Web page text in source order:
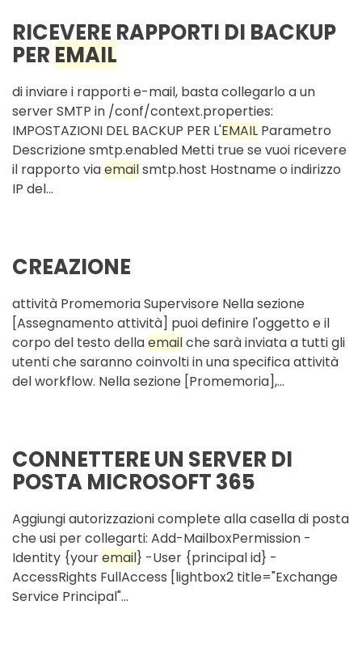
RICEVERE RAPPORTI DI BACKUP
PER EMAIL
di inviare i rapporti e-mail, basta collegarlo a un
server SMTP in /conf/context.properties:
IMPOSTAZIONI DEL BACKUP PER L'EMAIL Parametro
Descrizione smtp.enabled Metti true se vuoi ricevere
il rapporto viaemailsmtp.host Hostname o indirizzo
IP del...
CREAZIONE
attività Promemoria Supervisore Nella sezione
[Assegnamento attività] puoi definire l'oggetto e il
corpo del testo dellaemailche sarà inviata a tutti gli
utenti che saranno coinvolti in una specifica attività
del workflow. Nella sezione [Promemoria],...
CONNETTERE UN SERVER DI
POSTA MICROSOFT 365
Aggiungi autorizzazioni complete alla casella di posta
che usi per collegarti: Add-MailboxPermission -
Identity {youremail} -User {principal id} -
AccessRights FullAccess [lightbox2 title="Exchange
Service Principal"...